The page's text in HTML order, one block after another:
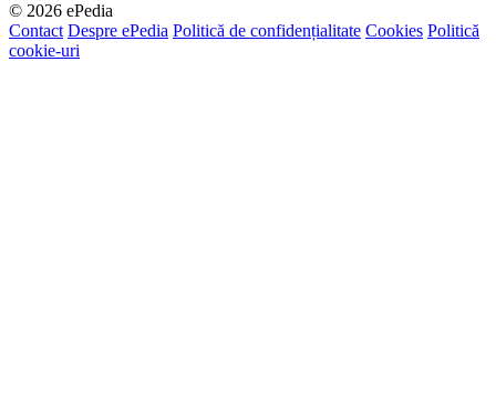
© 2026 ePedia
Contact Despre ePedia Politică de confidențialitate Cookies Politică
cookie-uri